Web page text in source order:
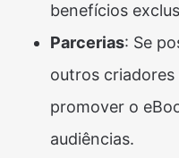
benefícios
Parcerias: Se
outros
promover o
audiências.